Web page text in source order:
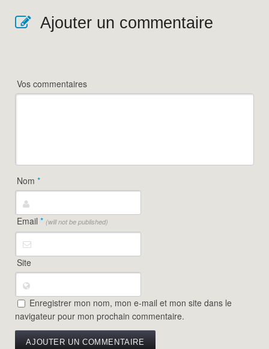
Ajouter un commentaire
Vos commentaires
Nom*
Email* (will not be published)
Site
Enregistrer mon nom, mon e-mail et mon site dans le
navigateur pour mon prochain commentaire.